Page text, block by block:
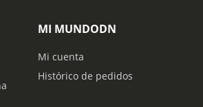
MI MUNDODN
Mi cuenta
Histórico de pedidos